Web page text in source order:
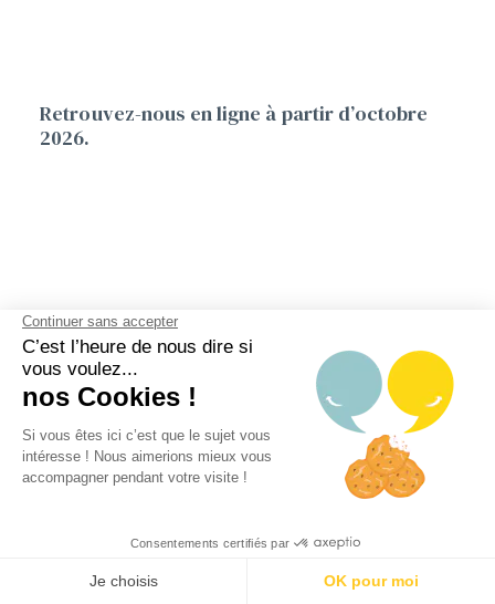
Retrouvez-nous en ligne à partir d’octobre
2026.